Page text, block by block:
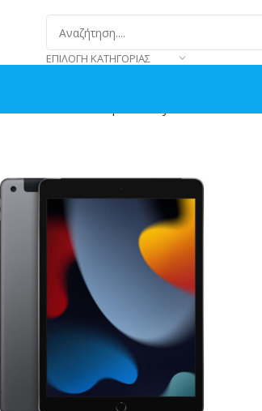
ΕΠΙΛΟΓΉ ΚΑΤΗΓΟΡΊΑΣ